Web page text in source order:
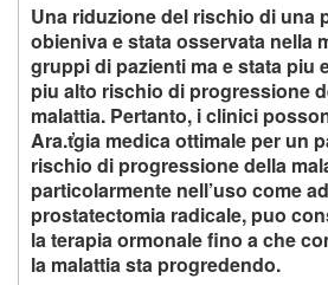
Una riduzione del rischio di una
obieniva e stata osservata nella
gruppi di pazienti ma e stata piu
piu alto rischio di progressione
malattia. Pertanto, i clinici
Ara.ťgia medica ottimale per un
rischio di progressione della
particolarmente nell’uso come
prostatectomia radicale, puo
la terapia ormonale fino a che
la malattia sta progredendo.